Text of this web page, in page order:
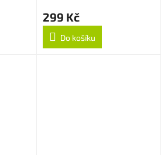
299 Kč
Do košíku